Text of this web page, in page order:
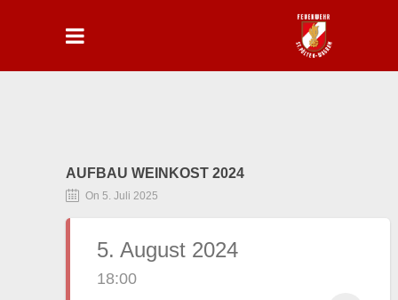
AUFBAU WEINKOST 2024
On 5. Juli 2025
5. August 2024
18:00